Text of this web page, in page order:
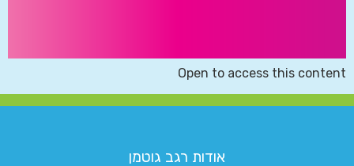
Open to access this content
אודות רגב גוטמן